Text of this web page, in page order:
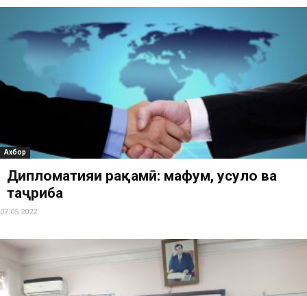
Ахбор
Дипломатияи рақамӣ: мафҳум, усулҳо ва
таҷриба
07.05.2022